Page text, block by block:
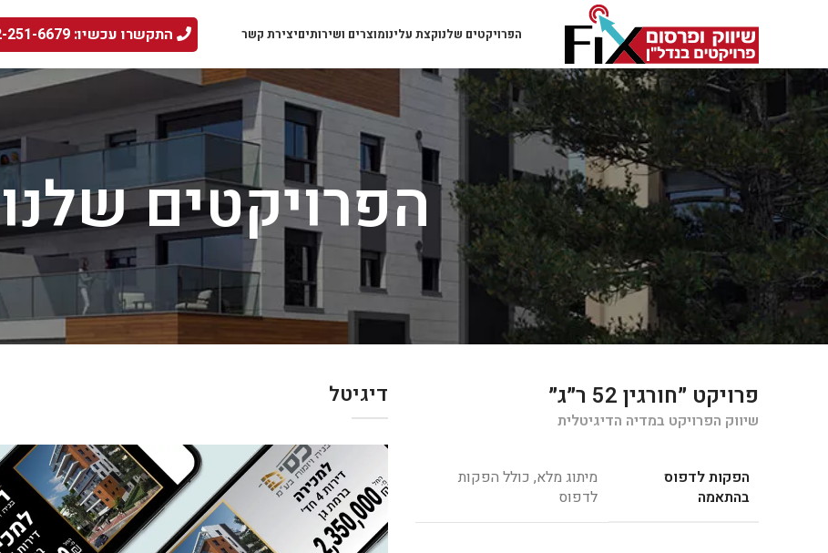
הפרויקטים שלנוקצת עלינומוצרים ושירותיםיצירת קשר התקשרו עכשיו: 052-251-6679
הפרויקטים שלנו
פרויקט ״חורגין 52 ר״ג״
שיווק הפרויקט במדיה הדיגיטלית
הפקות לדפוס
בהתאמה
מיתוג מלא, כולל הפקות
לדפוס
דיגיטל